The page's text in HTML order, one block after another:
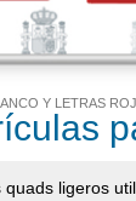
Y LETRAS
quads ligeros